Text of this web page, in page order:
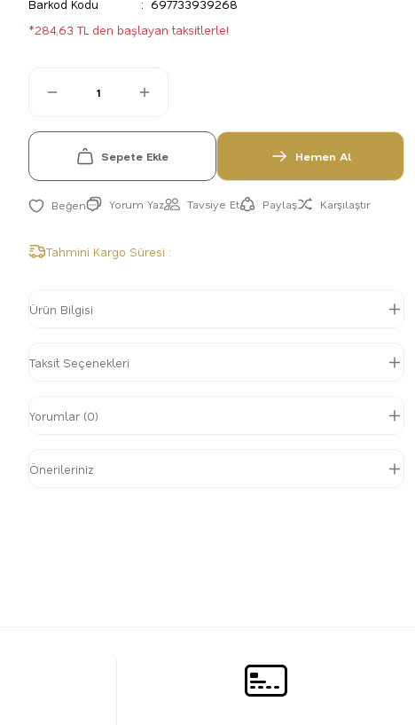
Barkod Kodu
697733939268
*284,63 TL den başlayan taksitlerle!
Sepete Ekle Hemen Al
Yorum Yaz Tavsiye Et Paylaş Karşılaştır
Tahmini Kargo Süresi :
Ürün Bilgisi
Taksit Seçenekleri
Yorumlar (0)
Önerileriniz